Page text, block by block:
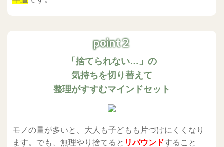
point２
「捨てられない…」の
気持ちを切り替えて
整理がすすむマインドセット
モノの量が多いと、大人も子どもも片づけにくくなり
ます。でも、無理やり捨てると リバウンドすること